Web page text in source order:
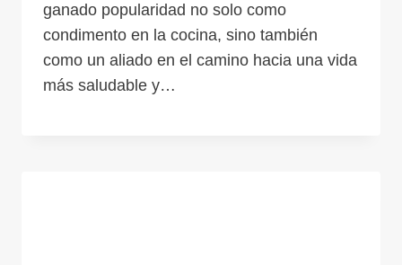
ganado popularidad no solo como
condimento en la cocina, sino también
como un aliado en el camino hacia una vida
más saludable y…